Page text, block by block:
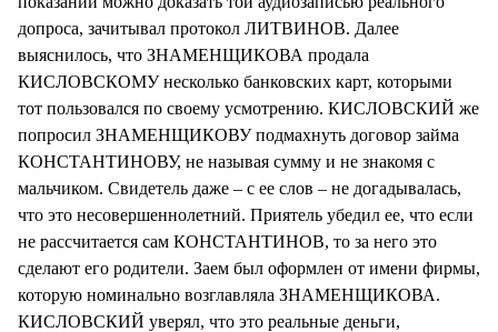
допроса, зачитывал протокол ЛИТВИНОВ. Далее
выяснилось, что ЗНАМЕНЩИКОВА продала
КИСЛОВСКОМУ несколько банковских карт, которыми
тот пользовался по своему усмотрению. КИСЛОВСКИЙ же
попросил ЗНАМЕНЩИКОВУ подмахнуть договор займа
КОНСТАНТИНОВУ, не называя сумму и не знакомя с
мальчиком. Свидетель даже – с ее слов – не догадывалась,
что это несовершеннолетний. Приятель убедил ее, что если
не рассчитается сам КОНСТАНТИНОВ, то за него это
сделают его родители. Заем был оформлен от имени фирмы,
которую номинально возглавляла ЗНАМЕНЩИКОВА.
КИСЛОВСКИЙ уверял, что это реальные деньги,